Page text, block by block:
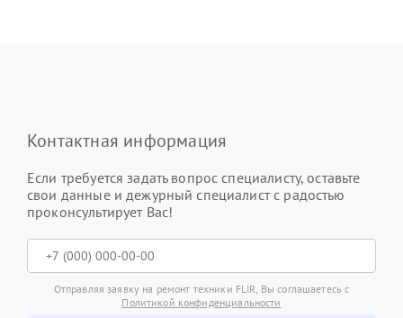
Контактная информация
Если требуется задать вопрос специалисту, оставьте
свои данные и дежурный специалист с радостью
проконсультирует Вас!
Отправляя заявку на ремонт техники FLIR, Вы соглашаетесь с
Политикой конфиденциальности